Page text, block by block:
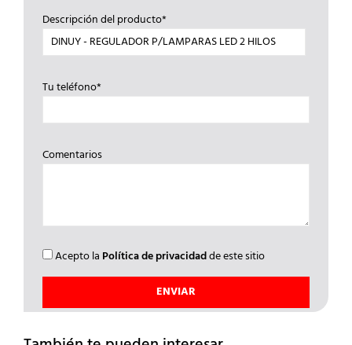
Descripción del producto*
Tu teléfono*
Comentarios
Acepto la Política de privacidadde este sitio